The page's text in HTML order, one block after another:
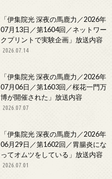
「伊集院光 深夜の馬鹿力／2026年
07月13日／第1604回／ネットワー
クプリントで実験企画」放送内容
2026.07.14
「伊集院光 深夜の馬鹿力／2026年
07月06日／第1603回／桜花一門万
博が開催された」放送内容
2026.07.07
「伊集院光 深夜の馬鹿力／2026年
06月29日／第1602回／胃腸炎にな
ってオムツをしている」放送内容
2026.07.01